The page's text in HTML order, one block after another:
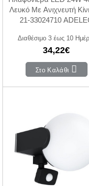
Λευκό Με Ανιχνευτή
21-33024710
Διαθέσιμο 3 έως 10
34,22€
Στο Καλάθι